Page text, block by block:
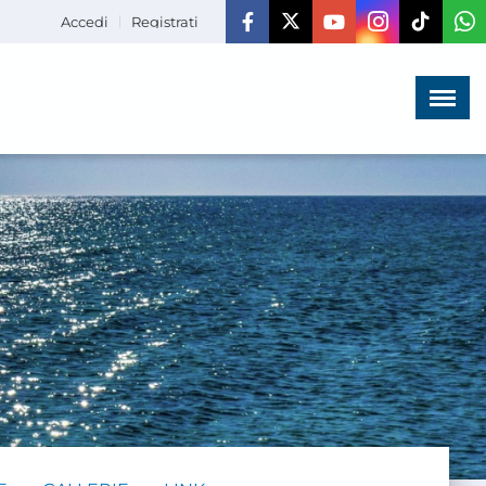
Accedi Registrati
Menù ×
LA VITA
DELL'ASSOCIAZIONE
COMUNICAZIONE,
PROGETTI ED EDITORIA
AMMINISTRAZIONE
TRASPARENTE